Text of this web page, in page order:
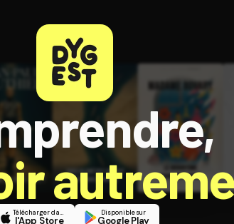
Télécharger dans
l'App Store
Disponible sur
Google Play